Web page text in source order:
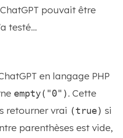
pouvait être
testé…
en langage PHP
empty("0"). Cette
retourner vrai (true) si
parenthèses est vide,